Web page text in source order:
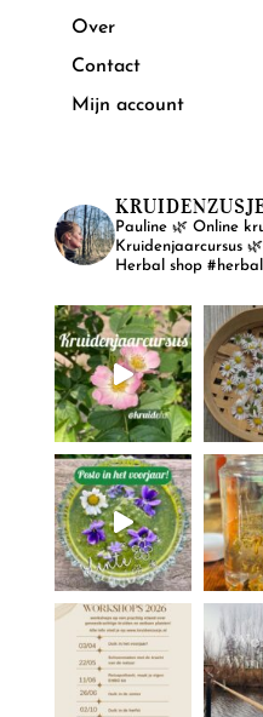
Over
Contact
Mijn account
Pauline🌿 Online
Kruidenjaarcursus🌿
Herbal shop